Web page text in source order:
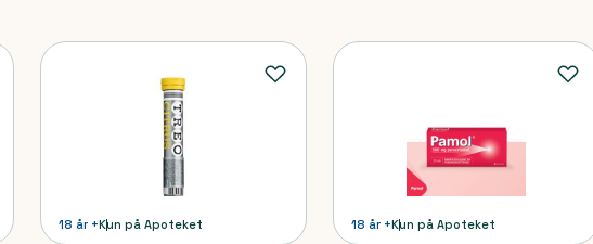
18 år +Kun på Apoteket 18 år +Kun på Apoteket